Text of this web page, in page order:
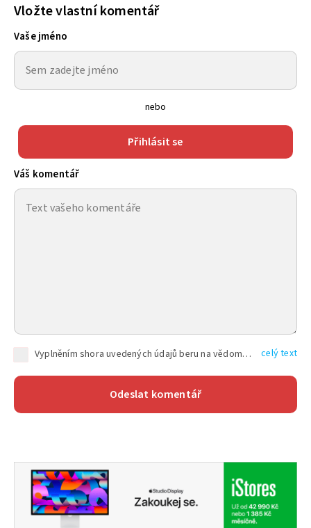
Vložte vlastní komentář
Vaše jméno
nebo
Přihlásit se
Váš komentář
Vyplněním shora uvedených údajů beru na vědomí, že společnost TEXT FACTORY s.r.o., sídlem Brno, Durďákova 336/29, Černá Pole, PSČ: 613 00, IČ: 06157831, zapsané u Krajského soudu v Brně, oddíl C, vložka 100399, bude zpracovávat mé osobní údaje uvedené v rámci mnou vyplněného registračního formuláře na základě oprávněných zájmů TEXT FACTORY s.r.o. dle čl. 6 odst. 1 písm. f) GDPR a pro splnění právních povinností (čl. 6 odst. 1 písm. c) GDPR), a to pro tyto účely: nezbytnost zajistit oprávnění návštěvníka webových stránek provozovaných společností TEXT FACTORY s.r.o. přispívat aktivně ke zveřejněným článkům nebo v rámci diskusních fór a výkon práv TEXT FACTORY s.r.o. jako administrátora těchto diskusních fór. Více informací o zpracování osobních údajů a právech lze nalézt v celý text